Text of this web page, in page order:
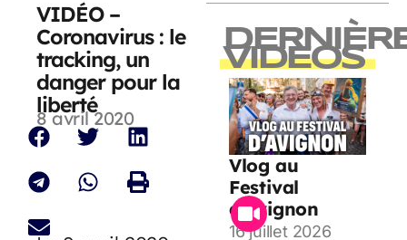
VIDÉO –
Coronavirus : le
tracking, un
danger pour la
liberté
8 avril 2020
VIDEOS
Vlog au
Festival
d’Avignon
16 juillet 2026